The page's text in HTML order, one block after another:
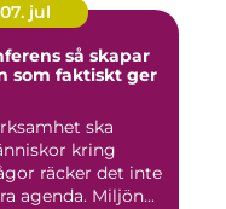
07. jul
så skapar
som faktiskt ger
ska
kring
räcker det inte
agenda. Miljön...